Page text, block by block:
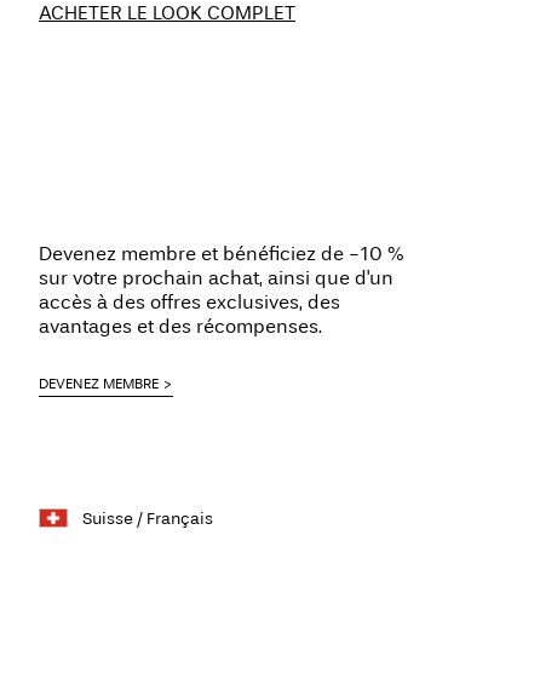
ACHETER LE LOOK COMPLET
Devenez membre et bénéficiez de -10 %
sur votre prochain achat, ainsi que d'un
accès à des offres exclusives, des
avantages et des récompenses.
DEVENEZ MEMBRE
Suisse / Français